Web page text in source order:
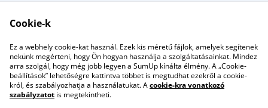
Kapcsolatfelvétel
Jogi feltételek
Adatvédelmi
szabályzat
Cookie-szabályzat
Cookie-k
Ez a webhely cookie-kat használ. Ezek kis méretű fájlok, amelyek segítenek
nekünk megérteni, hogy Ön hogyan használja a szolgáltatásainkat. Mindez
arra szolgál, hogy még jobb legyen a SumUp kínálta élmény. A „Cookie-
beállítások” lehetőségre kattintva többet is megtudhat ezekről a cookie-
król, és szabályozhatja a használatukat. Acookie-kra vonatkozó
szabályzatot is megtekintheti.